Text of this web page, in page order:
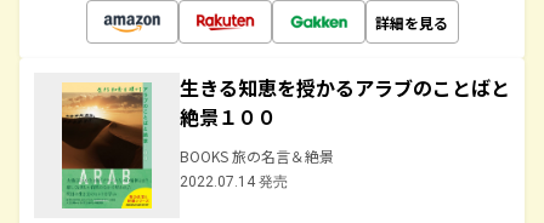
詳細を見る
生きる知恵を授かるアラブのことばと
絶景１００
BOOKS 旅の名言＆絶景
2022.07.14 発売